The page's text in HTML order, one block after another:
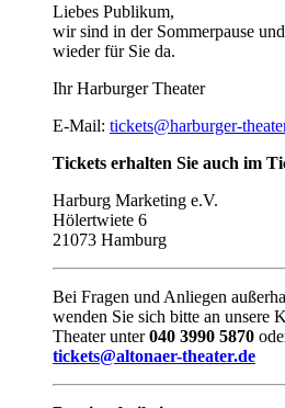
Liebes Publikum,
wir sind in der Sommerpause
wieder für Sie da.
Ihr Harburger Theater
E-Mail: tickets@harburger-
Tickets erhalten Sie auch im
Harburg Marketing e.V.
Hölertwiete 6
21073 Hamburg
Bei Fragen und Anliegen
wenden Sie sich bitte an unsere
Theater unter040 3990 5870
tickets@altonaer-theater.de